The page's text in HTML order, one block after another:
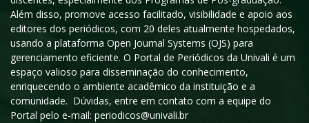
Além disso, promove acesso facilitado, visibilidade e apoio aos
editores dos periódicos, com 20 deles atualmente hospedados,
usando a plataforma Open Journal Systems (OJS) para
gerenciamento eficiente. O Portal de Periódicos da Univali é um
espaço valioso para disseminação do conhecimento,
enriquecendo o ambiente acadêmico da instituição e a
comunidade. Dúvidas, entre em contato com a equipe do
Portal pelo e-mail: periodicos@univali.br